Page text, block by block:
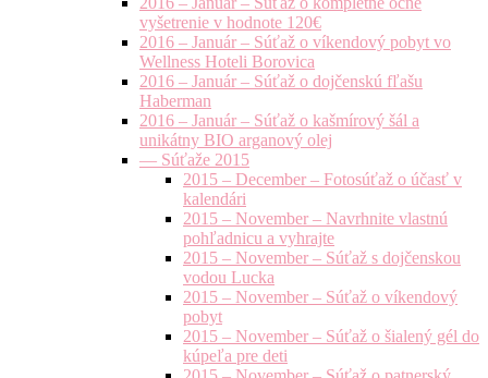
vyšetrenie v hodnote 120€
2016 – Január – Súťaž o víkendový pobyt vo
Wellness Hoteli Borovica
2016 – Január – Súťaž o dojčenskú fľašu
Haberman
2016 – Január – Súťaž o kašmírový šál a
unikátny BIO arganový olej
— Súťaže 2015
2015 – December – Fotosúťaž o účasť v
kalendári
2015 – November – Navrhnite vlastnú
pohľadnicu a vyhrajte
2015 – November – Súťaž s dojčenskou
vodou Lucka
2015 – November – Súťaž o víkendový
pobyt
2015 – November – Súťaž o šialený gél do
kúpeľa pre deti